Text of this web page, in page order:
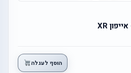
הוסף לעגלה